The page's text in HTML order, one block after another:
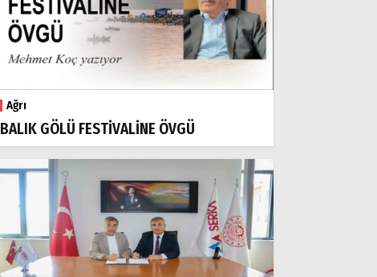
Ağrı
BALIK GÖLÜ FESTİVALİNE ÖVGÜ